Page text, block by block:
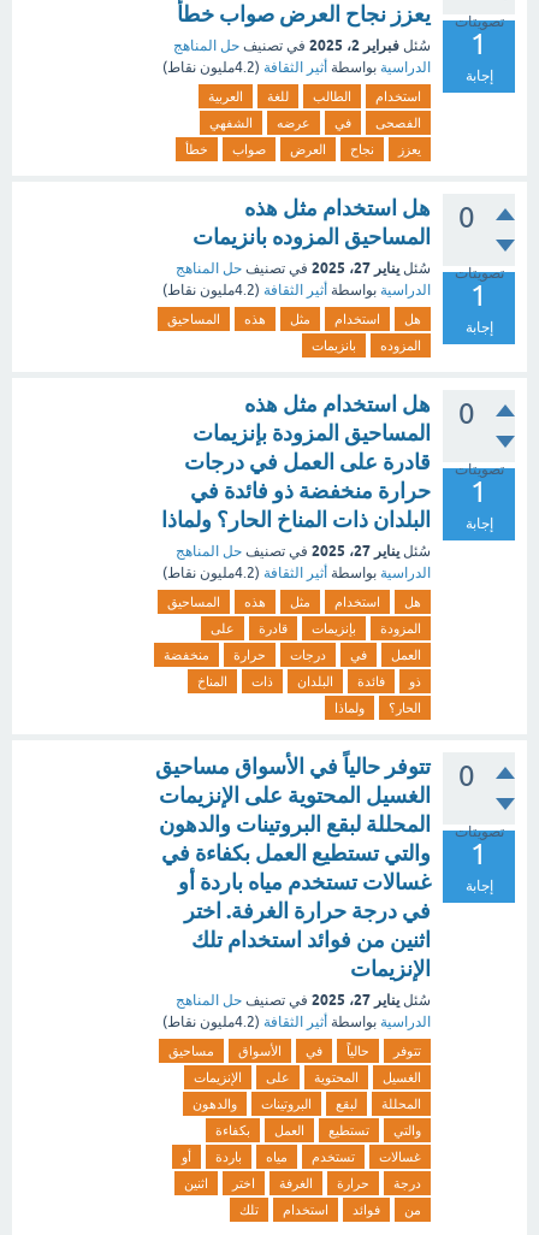
تصويتات
1
إجابة
يعزز نجاح العرض صواب خطأ
سُئل فبراير 2، 2025 في تصنيف حل المناهج
الدراسية بواسطة أثير الثقافة (4.2مليون نقاط)
استخدام الطالب للغة
العربية
الفصحى
في عرضه
الشفهي
يعزز
نجاح العرض صواب خطأ
0
تصويتات
1
إجابة
هل استخدام مثل هذه
المساحيق المزوده بانزيمات
سُئل يناير 27، 2025 في تصنيف حل المناهج
الدراسية بواسطة أثير الثقافة (4.2مليون نقاط)
هل استخدام مثل هذه
المساحيق
المزوده
بانزيمات
0
تصويتات
1
إجابة
هل استخدام مثل هذه
المساحيق المزودة بإنزيمات
قادرة على العمل في درجات
حرارة منخفضة ذو فائدة في
البلدان ذات المناخ الحار؟ ولماذا
سُئل يناير 27، 2025 في تصنيف حل المناهج
الدراسية بواسطة أثير الثقافة (4.2مليون نقاط)
هل استخدام مثل هذه
المساحيق
المزودة
بإنزيمات قادرة
على
العمل
في درجات حرارة
منخفضة
ذو
فائدة البلدان ذات
المناخ
الحار؟
ولماذا
0
تصويتات
1
إجابة
تتوفر حالياً في الأسواق مساحيق
الغسيل المحتوية على الإنزيمات
المحللة لبقع البروتينات والدهون
والتي تستطيع العمل بكفاءة في
غسالات تستخدم مياه باردة أو
في درجة حرارة الغرفة. اختر
اثنين من فوائد استخدام تلك
الإنزيمات
سُئل يناير 27، 2025 في تصنيف حل المناهج
الدراسية بواسطة أثير الثقافة (4.2مليون نقاط)
تتوفر حالياً في الأسواق
مساحيق
الغسيل
المحتوية على
الإنزيمات
المحللة
لبقع البروتينات
والدهون
والتي
تستطيع العمل
بكفاءة
غسالات
تستخدم مياه باردة
أو
درجة
حرارة الغرفة اختر
اثنين
من
فوائد استخدام تلك